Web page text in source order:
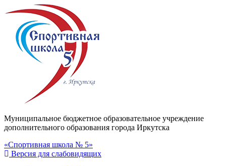
Муниципальное бюджетное образовательное учреждение
дополнительного образования города Иркутска
«Спортивная школа № 5»
Версия для слабовидящих